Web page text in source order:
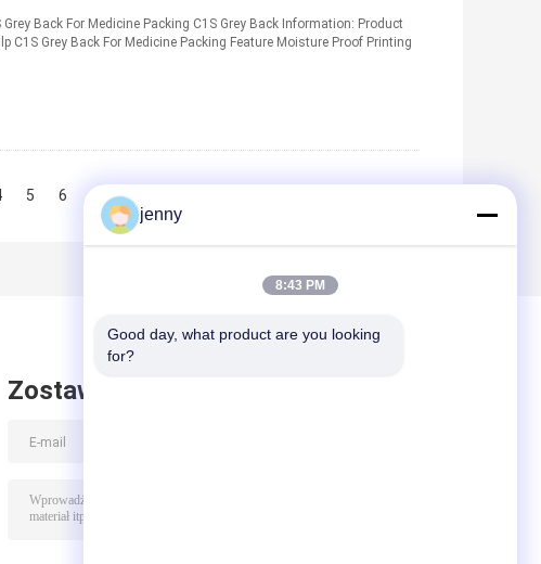
Back For Medicine Packing C1S Grey Back Information: Product
C1S Grey Back For Medicine Packing Feature Moisture Proof Printing
5 6 8
Zostaw wiadomość
jenny
8:43 PM
Good day, what product are you looking
for?